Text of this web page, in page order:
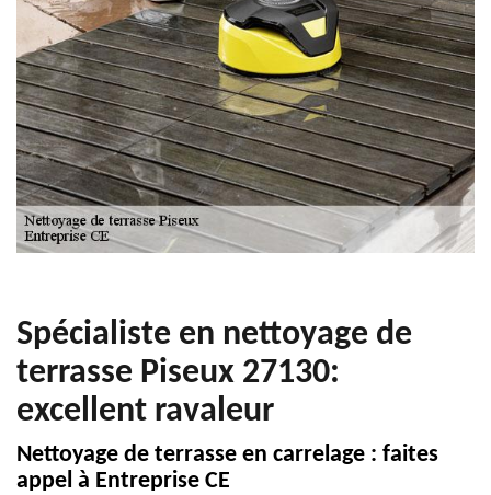
Spécialiste en nettoyage de
terrasse Piseux 27130:
excellent ravaleur
Nettoyage de terrasse en carrelage : faites
appel à Entreprise CE